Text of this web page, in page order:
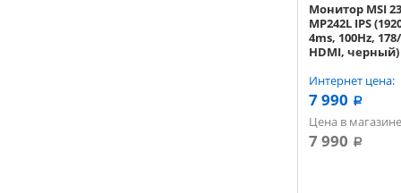
Монитор MSI
MP242L IPS
4ms, 100Hz,
HDMI,
Интернет цена:
7 990 a
Цена в
7 990 a